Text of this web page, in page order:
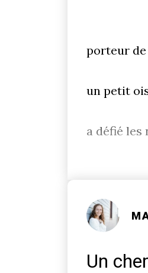
porteur de
un petit
a défié les
Un